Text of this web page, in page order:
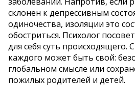
склонен к депрессивным
одиночества, изоляции это
обостриться. Психолог
для себя суть происходящего.
каждого может быть свой:
глобальном смысле или
пожилых родителей и детей.